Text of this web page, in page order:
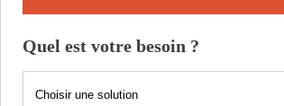
Quel est votre besoin ?